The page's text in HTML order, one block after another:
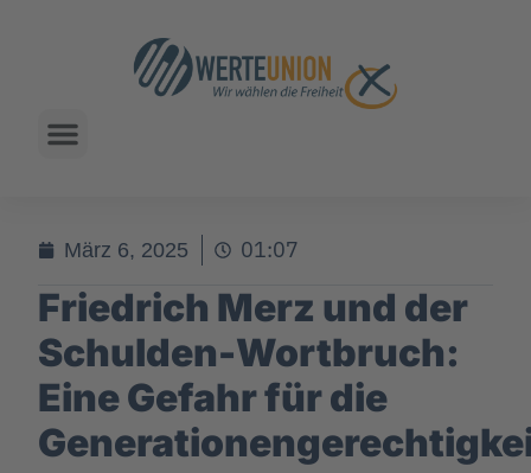
März 6, 2025 01:07
Friedrich Merz und der
Schulden-Wortbruch:
Eine Gefahr für die